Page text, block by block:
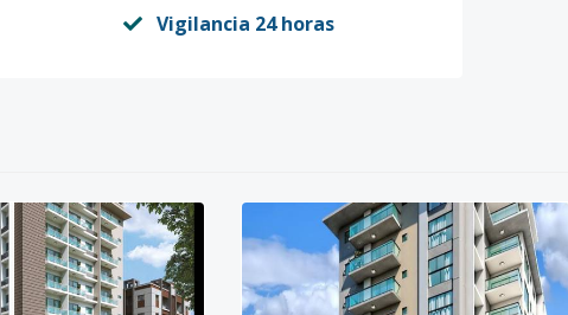
Vigilancia 24 horas